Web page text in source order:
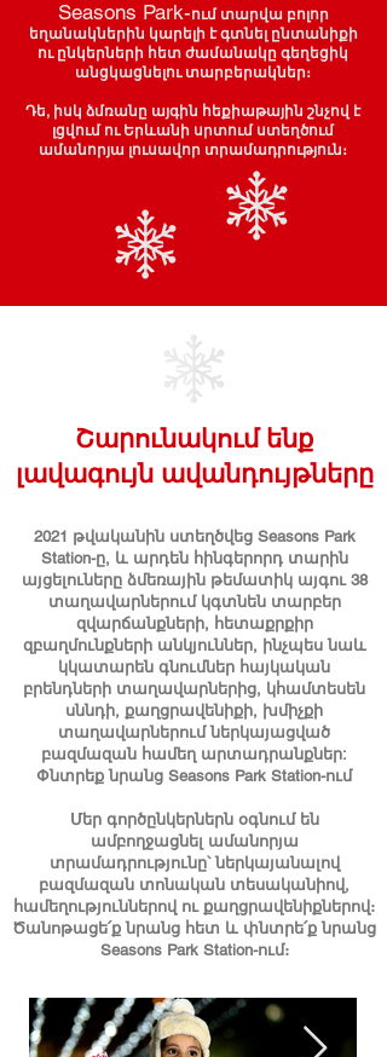
Seasons Park-ում տարվա բոլոր
եղանակներին կարելի է գտնել ընտանիքի
ու ընկերների հետ ժամանակը գեղեցիկ
անցկացնելու տարբերակներ։
Դե, իսկ ձմռանը այգին հեքիաթային շնչով է
լցվում ու Երևանի սրտում ստեղծում
ամանորյա լուսավոր տրամադրություն։
Շարունակում ենք
լավագույն ավանդույթները
2021 թվականին ստեղծվեց Seasons Park
Station-ը, և արդեն հինգերորդ տարին
այցելուները ձմեռային թեմատիկ այգու 38
տաղավարներում կգտնեն տարբեր
զվարճանքների, հետաքրքիր
զբաղմունքների անկյուններ, ինչպես նաև
կկատարեն գնումներ հայկական
բրենդների տաղավարներից, կհամտեսեն
սննդի, քաղցրավենիքի, խմիչքի
տաղավարներում ներկայացված
բազմազան համեղ արտադրանքներ:
Փնտրեք նրանց Seasons Park Station-ում
Մեր գործընկերներն օգնում են
ամբողջացնել ամանորյա
տրամադրությունը՝ ներկայանալով
բազմազան տոնական տեսականիով,
համեղություններով ու քաղցրավենիքներով։
Ծանոթացե՛ք նրանց հետ և փնտրե՛ք նրանց
Seasons Park Station-ում։